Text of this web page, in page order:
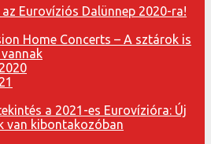
az Eurovíziós Dalünnep 2020-ra!
Home Concerts – A sztárok is
a 2021-es Eurovízióra: Új
van kibontakozóban